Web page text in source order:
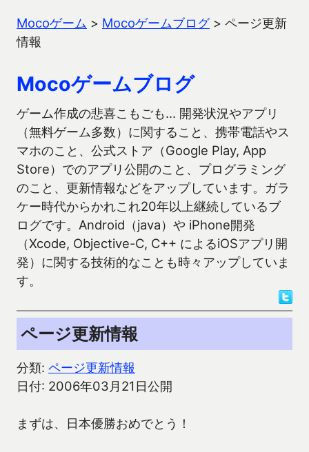
Mocoゲーム > Mocoゲームブログ> ページ更新
情報
Mocoゲームブログ
ゲーム作成の悲喜こもごも… 開発状況やアプリ
（無料ゲーム多数）に関すること、携帯電話やス
マホのこと、公式ストア（Google Play, App
Store）でのアプリ公開のこと、プログラミング
のこと、更新情報などをアップしています。ガラ
ケー時代からかれこれ20年以上継続しているブ
ログです。Android（java）や iPhone開発
（Xcode, Objective-C, C++ によるiOSアプリ開
発）に関する技術的なことも時々アップしていま
す。
ページ更新情報
分類: ページ更新情報
日付: 2006年03月21日公開
まずは、日本優勝おめでとう！